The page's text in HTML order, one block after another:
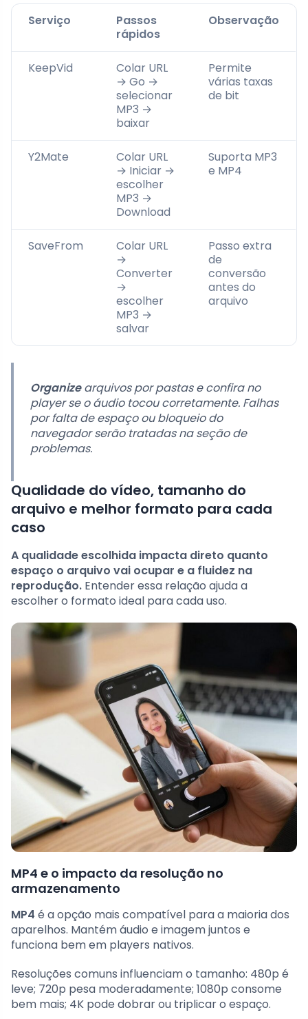
Serviço
Passos
rápidos
Observação
KeepVid
Colar URL
→ Go →
selecionar
MP3 →
baixar
Permite
várias taxas
de bit
Y2Mate
Colar URL
→ Iniciar →
escolher
MP3 →
Download
Suporta MP3
e MP4
SaveFrom
Colar URL
→
Converter
→
escolher
MP3 →
salvar
Passo extra
de
conversão
antes do
arquivo
Organizearquivos por pastas e confira no
player se o áudio tocou corretamente. Falhas
por falta de espaço ou bloqueio do
navegador serão tratadas na seção de
problemas.
Qualidade do vídeo, tamanho do
arquivo e melhor formato para cada
caso
A qualidade escolhida impacta direto quanto
espaço o arquivo vai ocupar e a fluidez na
reprodução. Entender essa relação ajuda a
escolher o formato ideal para cada uso.
MP4 e o impacto da resolução no
armazenamento
MP4 é a opção mais compatível para a maioria dos
aparelhos. Mantém áudio e imagem juntos e
funciona bem em players nativos.
Resoluções comuns influenciam o tamanho: 480p é
leve; 720p pesa moderadamente; 1080p consome
bem mais; 4K pode dobrar ou triplicar o espaço.